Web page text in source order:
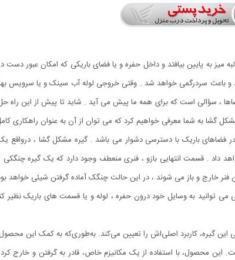
میز به پایین بیافتد و داخل حفره و یا فضای باریکی که امکان عبور
و باعث سردرگمی خواهد شد . وقتی خروجی لوله آب سینک و یا سرویس
، سؤالی است که برای همه ما پیش می آید . شاید تا پیش از این راه
گشا به شما معرفی خواهیم کرد که می توان از آن به عنوان راهکاری
فضاهای باریک با دسترسی دشوار می باشد . گیره مشکل گشا ، درواقع
داد . قسمت انتهایی بازو ، فنری منعطف وجود دارد که یک گیره
خارج و باز می شوند ، در این حالت چنگک آماده گرفتن شیئی خواهد
توانید به وسایل خود درون حفره ، لوله و یا قسمت های باریک نظیر
گیره، کاربرد اصلی‌اش را تعیین می‌کند. به‌طوری‌که به کمک این
این محصول، با استفاده از یک مکانیزم خاص، قادر به گرفتن و